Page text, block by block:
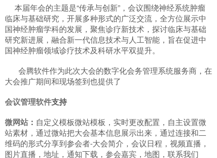
本届年会的主题是“传承与创新”，会议围绕神经系统肿瘤
临床与基础研究，开展多种形式的广泛交流，全方位展示中
国神经肿瘤学科的发展，聚焦诊疗新技术，探讨临床与基础
研究新进展，融合新一代信息技术与人工智能，旨在促进中
国神经肿瘤领域诊疗技术及科研水平双提升。
会腾软件作为此次大会的数字化会务管理系统服务商，在
大会推广期间和现场签到也提供了
会议管理软件支持
微网站 ： 自定义模板微站模板，实时更改配置，自主设置微
站素材，通过微站把大会基本信息展示出来，通过连接和二
维码的形式分享到参会者-大会简介，会议日程，视频直播，
图片直播，地址，通知下载，参会嘉宾，地图，联系我们